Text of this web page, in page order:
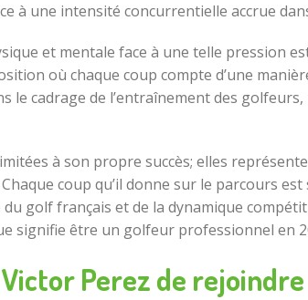
à une intensité concurrentielle accrue
et mentale face à une telle pression
où chaque coup compte d’une
le cadrage de l’entraînement des
à son propre succès; elles
coup qu’il donne sur le parcours
golf français et de la dynamique
signifie être un golfeur professionnel en
Perez de